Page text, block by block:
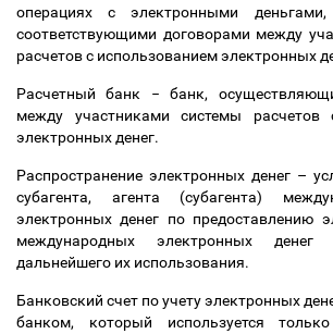
операциях с электронными деньгами,
соответствующими договорами между
расчетов с использованием электронных
Расчетный банк − банк,
между участниками системы расчетов
электронных денег.
Распространение электронных денег –
субагента, агента (субагента)
электронных денег по предоставлению
международных электронных денег
дальнейшего их использования.
Банковский счет по учету электронных
банком, который используется